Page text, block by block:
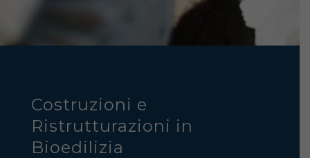
Costruzioni e
Ristrutturazioni in
Bioedilizia